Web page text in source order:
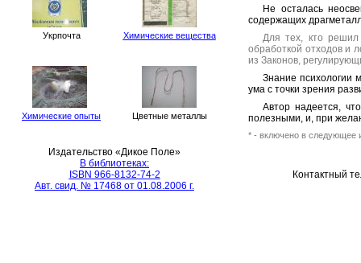
Не осталась
содержащих
Для тех, кто решил
обработкой отходов и
из Законов,
Знание психологии
ума с точки зрения
Автор надеется,
полезными, и, при
* - включено в следующее
Издательство «Дикое Поле»
В библиотеках:
ISBN 966-8132-74-2
Авт. свид. № 17468 от 01.08.2006 г.
Контактный
Укрпочта Химические вещества
Химические опыты Цветные металлы